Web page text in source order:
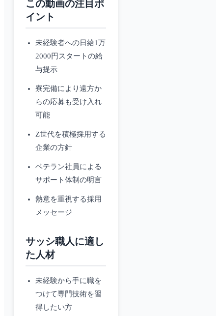
この動画の注目ポ
イント
未経験者への日給1万
2000円スタートの給
与提示
寮完備により遠方か
らの応募も受け入れ
可能
Z世代を積極採用する
企業の方針
ベテラン社員による
サポート体制の明言
熱意を重視する採用
メッセージ
サッシ職人に適し
た人材
未経験から手に職を
つけて専門技術を習
得したい方